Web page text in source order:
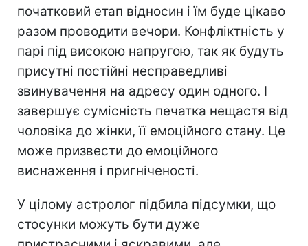
початковий етап відносин і їм буде цікаво
разом проводити вечори. Конфліктність у
парі під високою напругою, так як будуть
присутні постійні несправедливі
звинувачення на адресу один одного. І
завершує сумісність печатка нещастя від
чоловіка до жінки, її емоційного стану. Це
може призвести до емоційного
виснаження і пригніченості.
У цілому астролог підбила підсумки, що
стосунки можуть бути дуже